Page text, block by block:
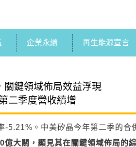
企業永續 再生能源宣言
關鍵領域佈局效益浮現
二季度營收續增
5.21%。中美矽晶今年第二季的合
億大關，顯見其在關鍵領域佈局的